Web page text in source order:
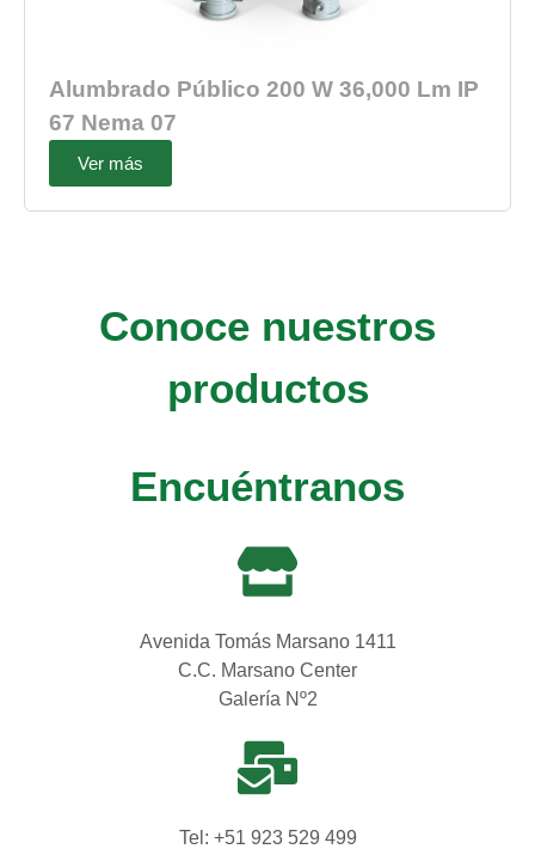
Alumbrado Público 200 W 36,000 Lm IP
67 Nema 07
Ver más
Conoce nuestros
productos
Encuéntranos
Avenida Tomás Marsano 1411
C.C. Marsano Center
Galería Nº2
Tel: +51 923 529 499